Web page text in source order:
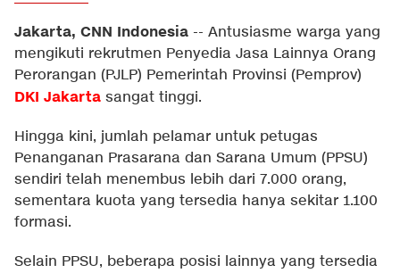
Jakarta, CNN Indonesia -- Antusiasme warga yang
mengikuti rekrutmen Penyedia Jasa Lainnya Orang
Perorangan (PJLP) Pemerintah Provinsi (Pemprov)
DKI Jakarta sangat tinggi.
Hingga kini, jumlah pelamar untuk petugas
Penanganan Prasarana dan Sarana Umum (PPSU)
sendiri telah menembus lebih dari 7.000 orang,
sementara kuota yang tersedia hanya sekitar 1.100
formasi.
Selain PPSU, beberapa posisi lainnya yang tersedia